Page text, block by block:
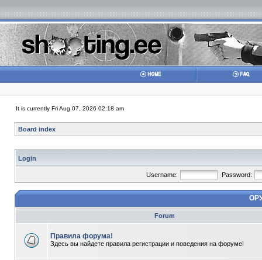
It is currently Fri Aug 07, 2026 02:18 am
Board index
Login
Username: Password:
Forum
Правила форума!
Здесь вы найдете правила регистрации и поведения на форуме!